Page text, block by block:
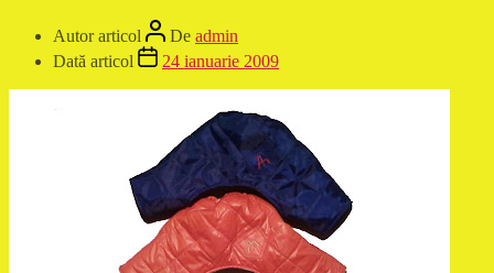
Autor articol De admin
Dată articol
24 ianuarie 2009